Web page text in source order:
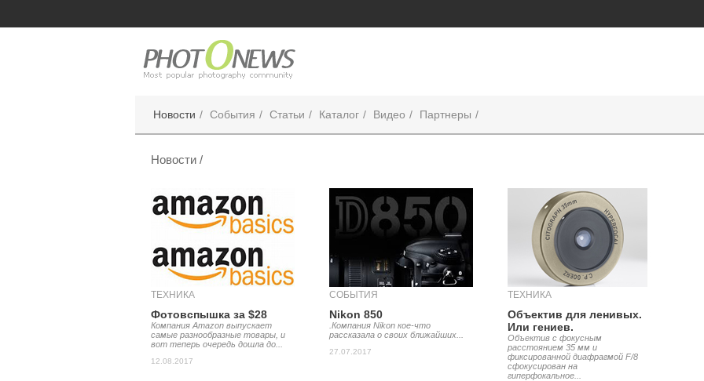
Новости События Статьи Каталог Видео Партнеры
Новости /
ТЕХНИКА
Фотовспышка за $28
Компания Amazon выпускает
самые разнообразные товары, и
вот теперь очередь дошла до...
12.08.2017
СОБЫТИЯ
Nikon 850
.Компания Nikon кое-что
рассказала о своих ближайших...
27.07.2017
ТЕХНИКА
Объектив для ленивых.
Или гениев.
Объектив с фокусным
расстоянием 35 мм и
фиксированной диафрагмой F/8
сфокусирован на
гиперфокальное...